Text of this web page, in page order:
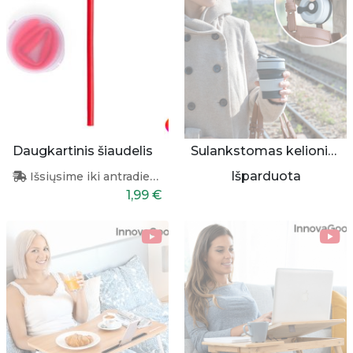
Daugkartinis šiaudelis
Išsiųsime iki antradienio
1,99 €
Sulankstomas kelioninis puodelis
Išparduota